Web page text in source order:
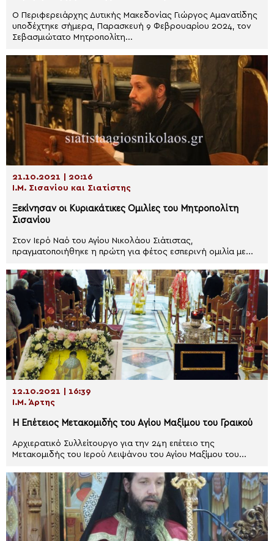
O Περιφερειάρχης Δυτικής Μακεδονίας Γιώργος Αμανατίδης
υποδέχτηκε σήμερα, Παρασκευή 9 Φεβρουαρίου 2024, τον
Σεβασμιώτατο Μητροπολίτη...
21.10.2021 | 20:16
Ι.Μ. Σισανίου και Σιατίστης
Ξεκίνησαν οι Κυριακάτικες Ομιλίες του Μητροπολίτη
Σισανίου
Στον Ιερό Ναό του Αγίου Νικολάου Σιάτιστας,
πραγματοποιήθηκε η πρώτη για φέτος εσπερινή ομιλία με...
12.10.2021 | 16:39
Ι.Μ. Άρτης
Η Επέτειος Μετακομιδής του Αγίου Μαξίμου του Γραικού
Αρχιερατικό Συλλείτουργο για την 24η επέτειο της
Μετακομιδής του Ιερού Λειψάνου του Αγίου Μαξίμου του...